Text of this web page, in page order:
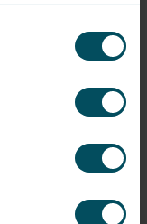
tubulaire 40
récepteur